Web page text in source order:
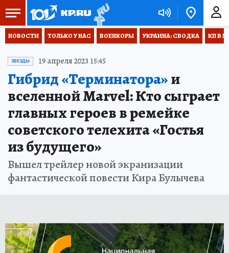
НОВОСТИ ТОЛЬКО У НАС ВОЕНКОРЫ УКРАИНА: СВОДКА КП В
ЗВЕЗДЫ 19 апреля 2023 15:45
Гибрид «Терминатора»и
вселенной Marvel: Кто сыграет
главных героев в ремейке
советского телехита «Гостья
из будущего»
Вышел трейлер новой экранизации
фантастической повести Кира Булычева